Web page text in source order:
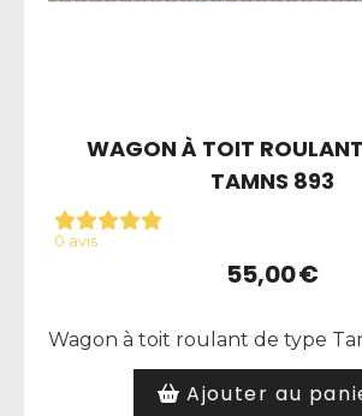
WAGON À TOIT
TAMNS 893
0 avis
55,00€
Wagon à toit roulant de type
Ajouter au